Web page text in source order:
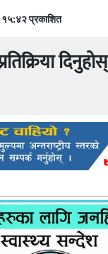
प्रकाशित
दिनुहोस्